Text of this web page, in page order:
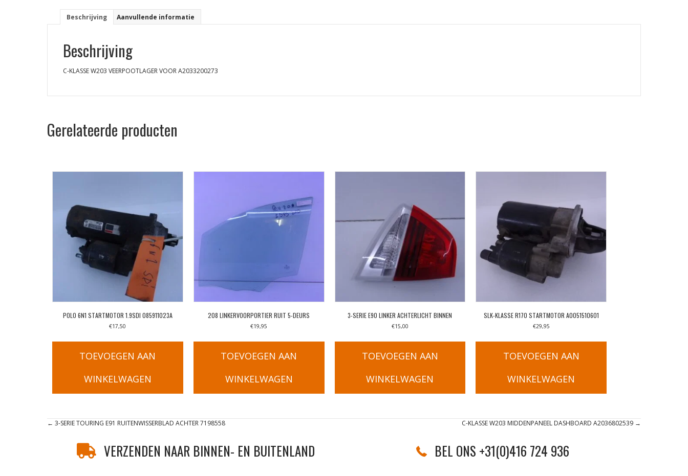
Beschrijving Aanvullende informatie
Beschrijving
C-KLASSE W203 VEERPOOTLAGER VOOR A2033200273
Gerelateerde producten
POLO 6N1 STARTMOTOR 1.9SDI 085911023A
€17,50
TOEVOEGEN AAN
WINKELWAGEN
208 LINKERVOORPORTIER RUIT 5-DEURS
€19,95
TOEVOEGEN AAN
WINKELWAGEN
3-SERIE E90 LINKER ACHTERLICHT BINNEN
€15,00
TOEVOEGEN AAN
WINKELWAGEN
SLK-KLASSE R170 STARTMOTOR A0051510601
€29,95
TOEVOEGEN AAN
WINKELWAGEN
Posts
navigation
← 3-SERIE TOURING E91 RUITENWISSERBLAD ACHTER 7198558 C-KLASSE W203 MIDDENPANEEL DASHBOARD A2036802539 →
VERZENDEN NAAR BINNEN- EN BUITENLAND BEL ONS +31(0)416 724 936